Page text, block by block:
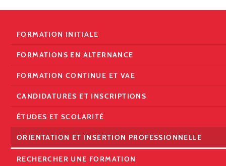
FORMATION INITIALE
FORMATIONS EN ALTERNANCE
FORMATION CONTINUE ET VAE
CANDIDATURES ET INSCRIPTIONS
ÉTUDES ET SCOLARITÉ
ORIENTATION ET INSERTION PROFESSIONNELLE
RECHERCHER UNE FORMATION